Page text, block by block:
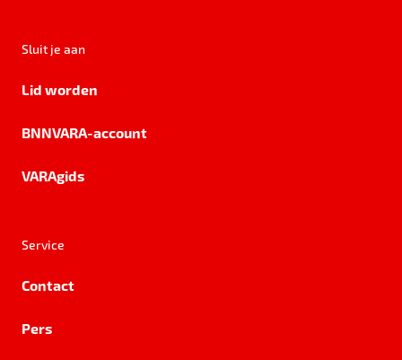
Sluit je aan
Lid worden
BNNVARA-account
VARAgids
Service
Contact
Pers